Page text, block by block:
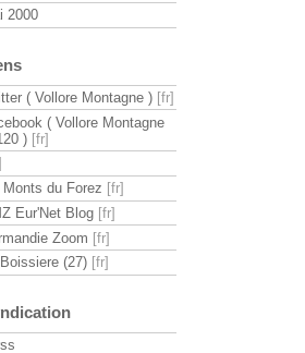
2000
( Vollore Montagne )
( Vollore Montagne
)
Monts du Forez
Eur'Net Blog
Zoom
(27)